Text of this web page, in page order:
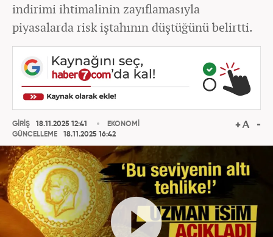
indirimi ihtimalinin zayıflamasıyla
piyasalarda risk iştahının düştüğünü belirtti.
GİRİŞ
18.11.2025 12:41
GÜNCELLEME
18.11.2025 16:42
EKONOMİ